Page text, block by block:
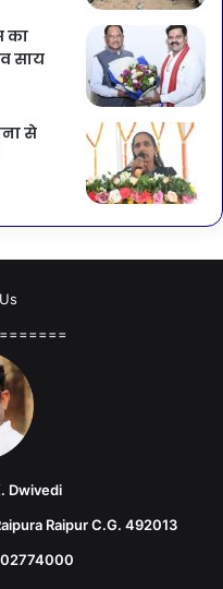
का
साय
से
Dwivedi
Raipur C.G. 492013